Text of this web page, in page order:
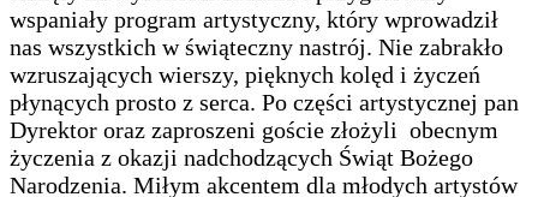
wspaniały program artystyczny, który wprowadził
nas wszystkich w świąteczny nastrój. Nie zabrakło
wzruszających wierszy, pięknych kolęd i życzeń
płynących prosto z serca. Po części artystycznej pan
Dyrektor oraz zaproszeni goście złożyli obecnym
życzenia z okazji nadchodzących Świąt Bożego
Narodzenia. Miłym akcentem dla młodych artystów